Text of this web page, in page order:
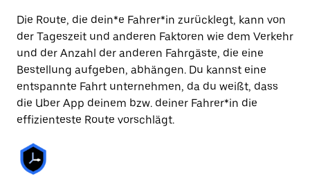
Die Route, die dein*e Fahrer*in zurücklegt, kann von
der Tageszeit und anderen Faktoren wie dem Verkehr
und der Anzahl der anderen Fahrgäste, die eine
Bestellung aufgeben, abhängen. Du kannst eine
entspannte Fahrt unternehmen, da du weißt, dass
die Uber App deinem bzw. deiner Fahrer*in die
effizienteste Route vorschlägt.